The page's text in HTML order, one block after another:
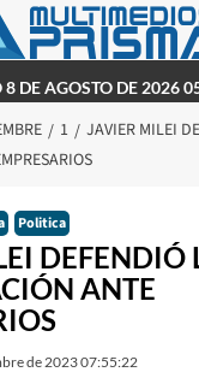
8 DE AGOSTO DE 2026
1
JAVIER MILEI
Politica
DEFENDIÓ
ANTE
de 2023 07:55:22